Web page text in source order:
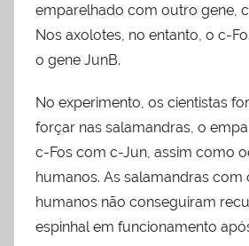
emparelhado com outro gene,
Nos axolotes, no entanto, o c-
o gene JunB.
No experimento, os cientistas
forçar nas salamandras, o
c-Fos com c-Jun, assim como
humanos. As salamandras com
humanos não conseguiram
espinhal em funcionamento